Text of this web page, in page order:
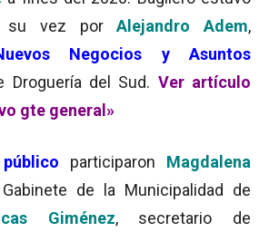
su vez porAlejandro Adem,
Negocios y Asuntos
Droguería del Sud. Ver artículo
gte general»
participaron Magdalena
de la Municipalidad de
Giménez, secretario de